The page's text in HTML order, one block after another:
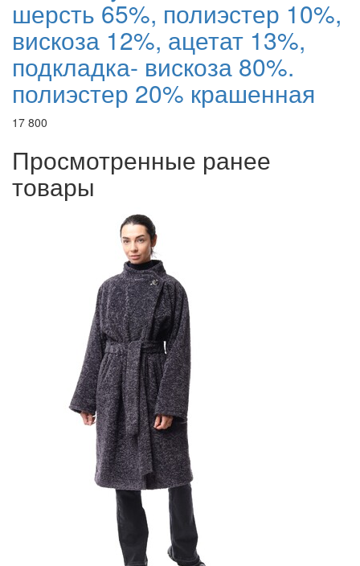
шерсть 65%, полиэстер 10%,
вискоза 12%, ацетат 13%,
подкладка- вискоза 80%.
полиэстер 20% крашенная
17 800
Просмотренные ранее
товары